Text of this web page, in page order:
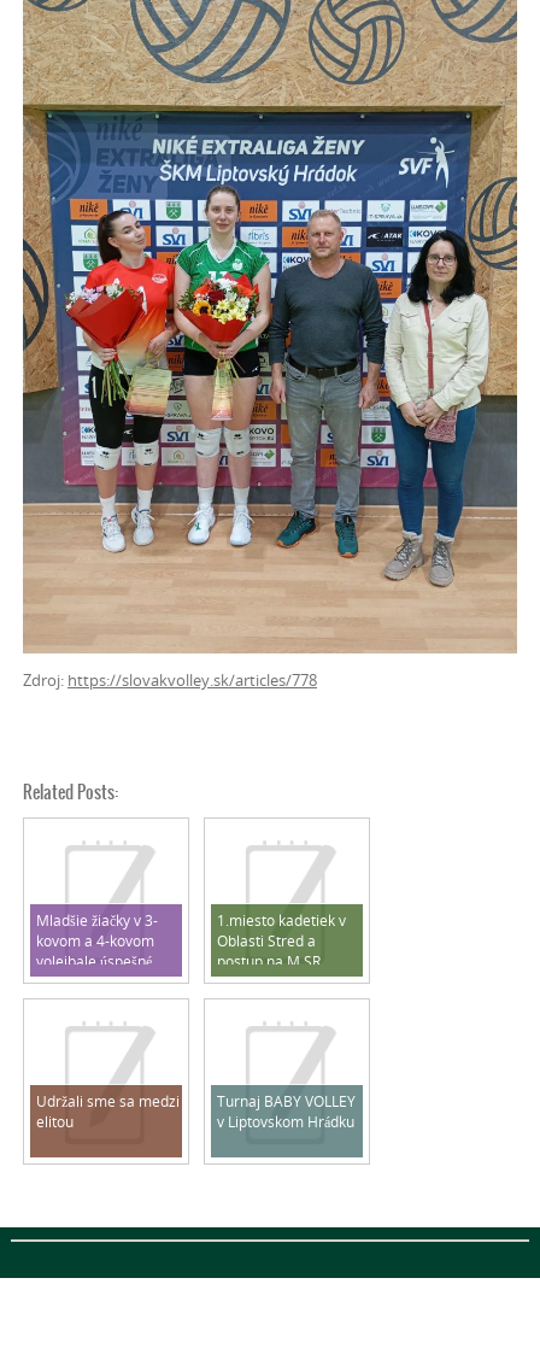
Zdroj: https://slovakvolley.sk/articles/778
Related Posts:
Mladšie žiačky v 3-
kovom a 4-kovom
volejbale úspešné
1.miesto kadetiek v
Oblasti Stred a
postup na M SR
2025/2026
Udržali sme sa medzi
elitou
Turnaj BABY VOLLEY
v Liptovskom Hrádku